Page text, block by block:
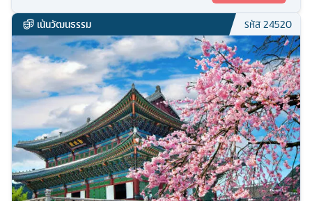
เน้นวัฒนธรรม รหัส24520